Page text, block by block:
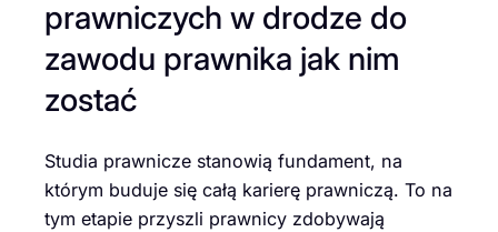
prawniczych w drodze do
zawodu prawnika jak nim
zostać
Studia prawnicze stanowią fundament, na
którym buduje się całą karierę prawniczą. To na
tym etapie przyszli prawnicy zdobywają